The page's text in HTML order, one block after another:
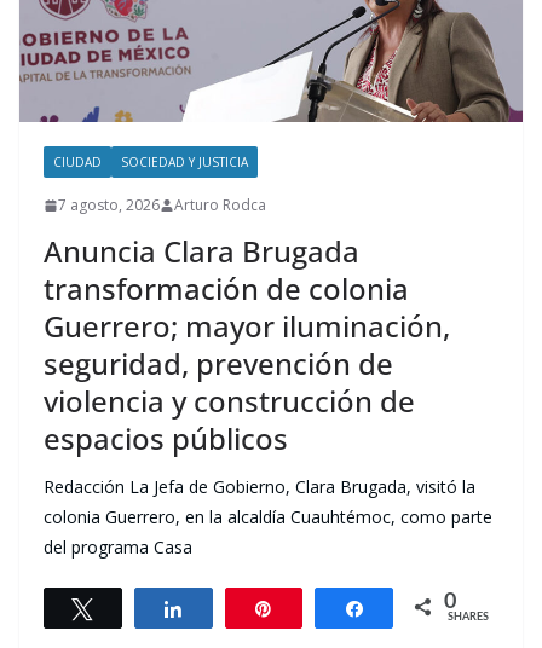
CIUDAD SOCIEDAD Y JUSTICIA
7 agosto, 2026 Arturo Rodca
Anuncia Clara Brugada
transformación de colonia
Guerrero; mayor iluminación,
seguridad, prevención de
violencia y construcción de
espacios públicos
Redacción La Jefa de Gobierno, Clara Brugada, visitó la
colonia Guerrero, en la alcaldía Cuauhtémoc, como parte
del programa Casa
Share 0
SHARES